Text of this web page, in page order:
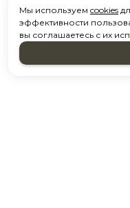
Мы используем cookies
эффективности
вы соглашаетесь с их